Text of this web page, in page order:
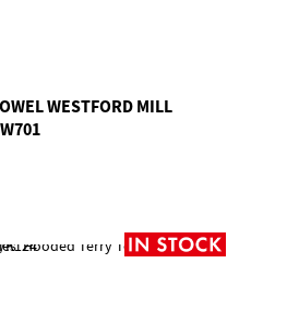
WESTFORD MILL